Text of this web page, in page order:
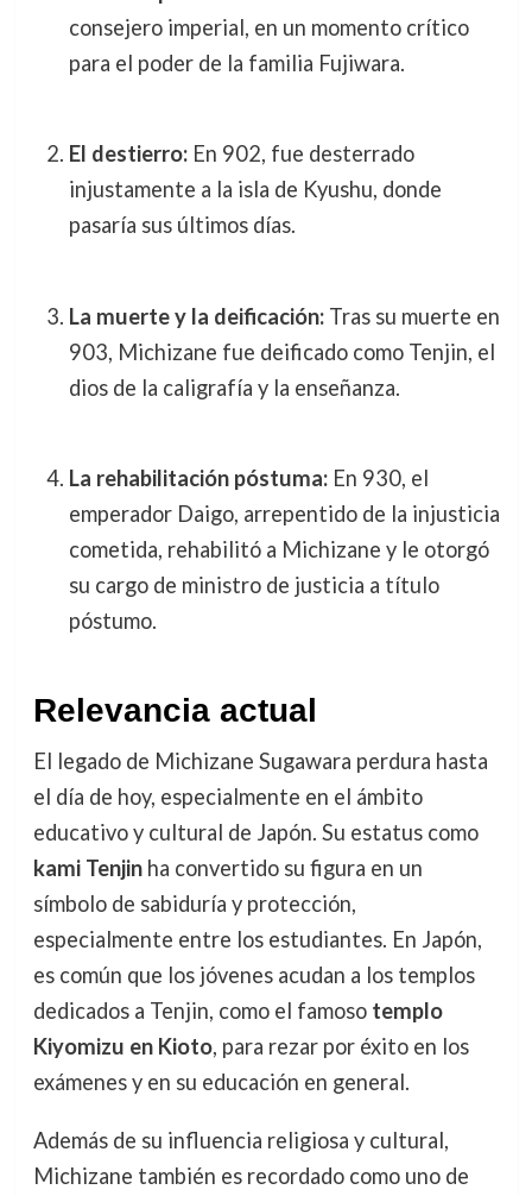
consejero imperial, en un momento crítico
para el poder de la familia Fujiwara.
El destierro:En 902, fue desterrado
injustamente a la isla de Kyushu, donde
pasaría sus últimos días.
La muerte y la deificación:Tras su muerte en
903, Michizane fue deificado como Tenjin, el
dios de la caligrafía y la enseñanza.
La rehabilitación póstuma:En 930, el
emperador Daigo, arrepentido de la injusticia
cometida, rehabilitó a Michizane y le otorgó
su cargo de ministro de justicia a título
póstumo.
Relevancia actual
El legado de Michizane Sugawara perdura hasta
el día de hoy, especialmente en el ámbito
educativo y cultural de Japón. Su estatus como
kami Tenjinha convertido su figura en un
símbolo de sabiduría y protección,
especialmente entre los estudiantes. En Japón,
es común que los jóvenes acudan a los templos
dedicados a Tenjin, como el famoso templo
Kiyomizu en Kioto, para rezar por éxito en los
exámenes y en su educación en general.
Además de su influencia religiosa y cultural,
Michizane también es recordado como uno de